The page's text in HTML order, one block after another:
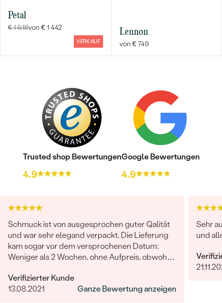
Petal
€ 1 618von € 1 442
VERKAUF
Lennon
von € 749
Trusted shop Bewertungen
4.9
Google Bewertungen
4.9
Schmuck ist von ausgesprochen guter Qalität
und war sehr elegand verpackt. Die Lieferung
kam sogar vor dem versprochenen Datum:
Weniger als 2 Wochen, ohne Aufpreis, obwohl
Lieferung wurde uns telefonisch vom
sympathischen Kundenservice bestätigt. Wir
Verifizierter Kunde
13.08.2021
Ganze Bewertung anzeigen
Sehr
und